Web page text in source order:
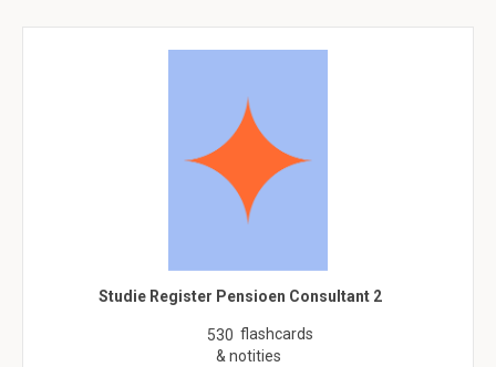
Studie Register Pensioen Consultant 2
530 flashcards
& notities